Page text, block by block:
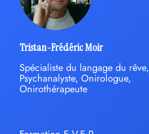
Tristan-Frédéric Moir
Spécialiste du langage du rêve,
Psychanalyste, Onirologue,
Onirothérapeute